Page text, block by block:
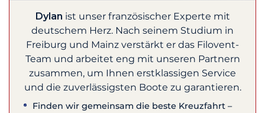
Dylan ist unser französischer Experte mit
deutschem Herz. Nach seinem Studium in
Freiburg und Mainz verstärkt er das Filovent-
Team und arbeitet eng mit unseren Partnern
zusammen, um Ihnen erstklassigen Service
und die zuverlässigsten Boote zu garantieren.
Finden wir gemeinsam die beste Kreuzfahrt –